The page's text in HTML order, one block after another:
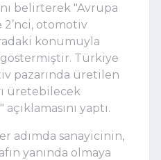
belirterek "Avrupa
otomotiv
konumuyla
Türkiye
pazarında üretilen
üretebilecek
yaptı.
adımda sanayicinin,
yanında olmaya